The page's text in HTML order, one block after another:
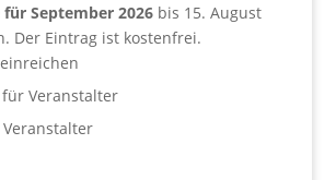
September 2026bis 15. August
Der Eintrag ist kostenfrei.
Veranstalter